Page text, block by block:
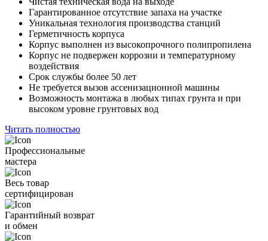
Гарантированное отсутствие запаха на участке
Уникальная технология производства станций
Герметичность корпуса
Корпус выполнен из высокопрочного полипропилена
Корпус не подвержен коррозии и температурному
воздействия
Срок службы более 50 лет
Не требуется вызов ассенизационной машины
Возможность монтажа в любых типах грунта и при
высоком уровне грунтовых вод
Читать полностью
Профессиональные
мастера
Весь товар
сертифицирован
Гарантийный возврат
и обмен